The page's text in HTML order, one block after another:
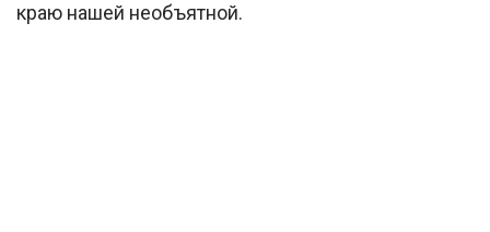
краю нашей необъятной.